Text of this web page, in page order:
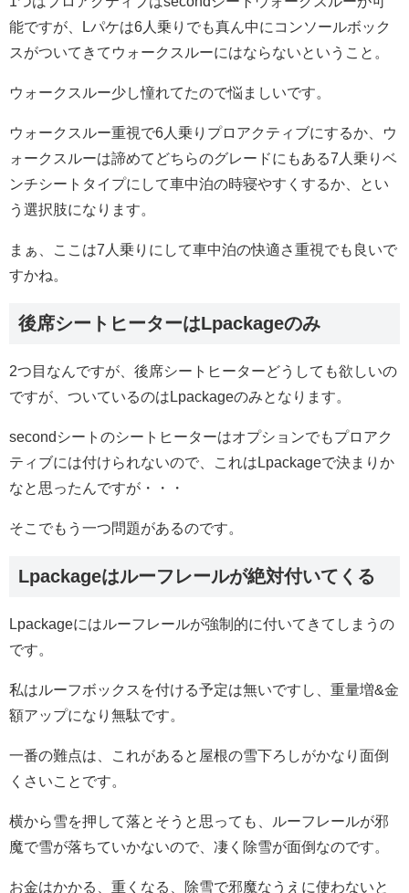
能ですが、Lパケは6人乗りでも真ん中にコンソールボック
スがついてきてウォークスルーにはならないということ。
ウォークスルー少し憧れてたので悩ましいです。
ウォークスルー重視で6人乗りプロアクティブにするか、ウ
ォークスルーは諦めてどちらのグレードにもある7人乗りベ
ンチシートタイプにして車中泊の時寝やすくするか、とい
う選択肢になります。
まぁ、ここは7人乗りにして車中泊の快適さ重視でも良いで
すかね。
後席シートヒーターはLpackageのみ
2つ目なんですが、後席シートヒーターどうしても欲しいの
ですが、ついているのはLpackageのみとなります。
secondシートのシートヒーターはオプションでもプロアク
ティブには付けられないので、これはLpackageで決まりか
なと思ったんですが・・・
そこでもう一つ問題があるのです。
Lpackageはルーフレールが絶対付いてくる
Lpackageにはルーフレールが強制的に付いてきてしまうの
です。
私はルーフボックスを付ける予定は無いですし、重量増&金
額アップになり無駄です。
一番の難点は、これがあると屋根の雪下ろしがかなり面倒
くさいことです。
横から雪を押して落とそうと思っても、ルーフレールが邪
魔で雪が落ちていかないので、凄く除雪が面倒なのです。
お金はかかる、重くなる、除雪で邪魔なうえに使わないと